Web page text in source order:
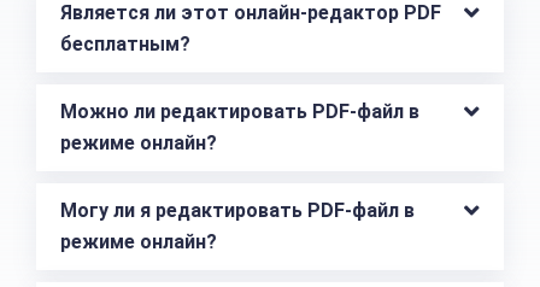
Является ли этот онлайн-редактор PDF
бесплатным?
Можно ли редактировать PDF-файл в
режиме онлайн?
Могу ли я редактировать PDF-файл в
режиме онлайн?